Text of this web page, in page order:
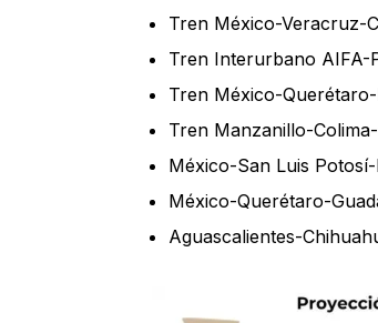
Tren México-Veracruz-
Tren Interurbano AIFA-
Tren México-
Tren Manzanillo-
México-San Luis
México-Querétaro-
Aguascalientes-